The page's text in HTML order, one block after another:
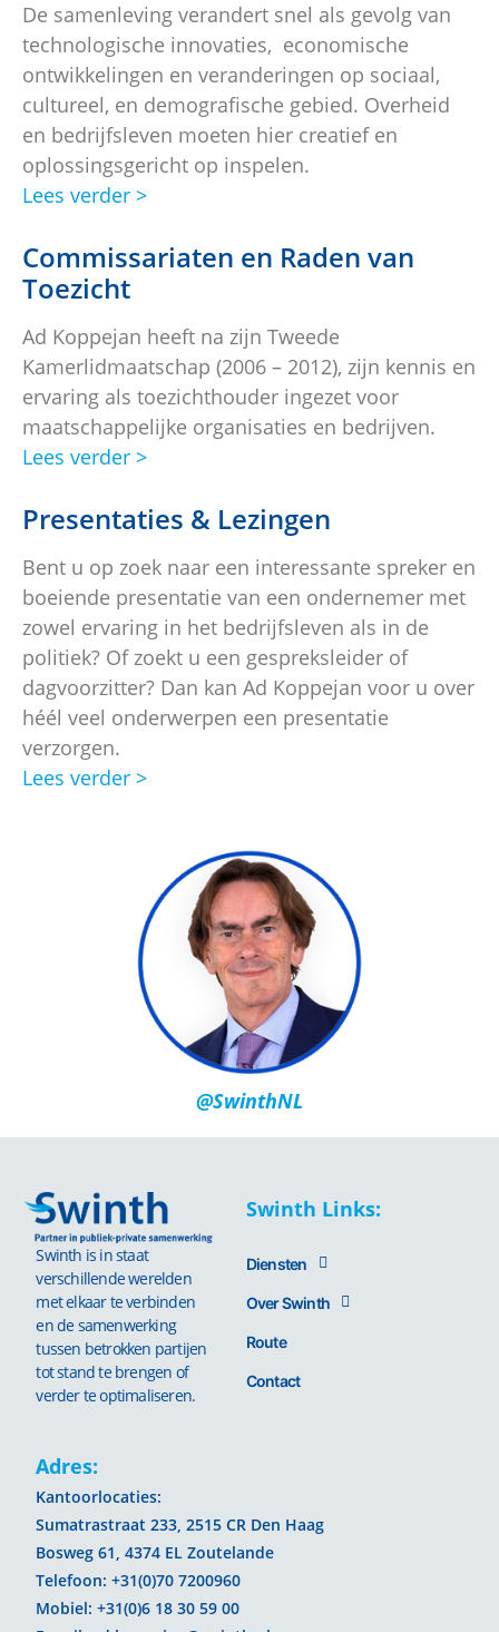
De samenleving verandert snel als gevolg van
technologische innovaties, economische
ontwikkelingen en veranderingen op sociaal,
cultureel, en demografische gebied. Overheid
en bedrijfsleven moeten hier creatief en
oplossingsgericht op inspelen.
Lees verder >
Commissariaten en Raden van
Toezicht
Ad Koppejan heeft na zijn Tweede
Kamerlidmaatschap (2006 – 2012), zijn kennis en
ervaring als toezichthouder ingezet voor
maatschappelijke organisaties en bedrijven.
Lees verder >
Presentaties & Lezingen
Bent u op zoek naar een interessante spreker en
boeiende presentatie van een ondernemer met
zowel ervaring in het bedrijfsleven als in de
politiek? Of zoekt u een gespreksleider of
dagvoorzitter? Dan kan Ad Koppejan voor u over
héél veel onderwerpen een presentatie
verzorgen.
Lees verder >
@SwinthNL
Swinth is in staat
verschillende werelden
met elkaar te verbinden
en de samenwerking
tussen betrokken partijen
tot stand te brengen of
verder te optimaliseren.
Swinth Links:
Diensten
Over Swinth
Route
Contact
Adres:
Kantoorlocaties:
Sumatrastraat 233, 2515 CR Den Haag
Bosweg 61, 4374 EL Zoutelande
Telefoon: +31(0)70 7200960
Mobiel: +31(0)6 18 30 59 00